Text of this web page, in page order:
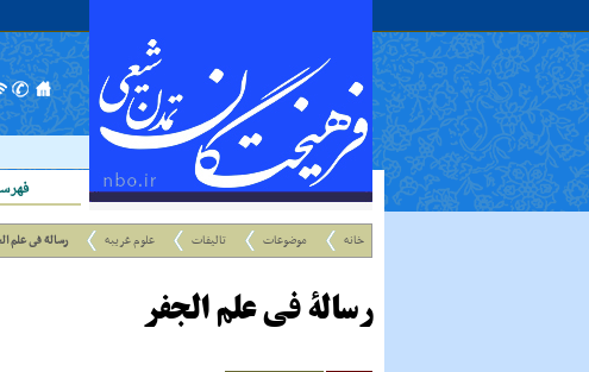
خانه موضوعات تالیفات علوم غریبه رسالة فى علم
رسالة فى علم الجفر